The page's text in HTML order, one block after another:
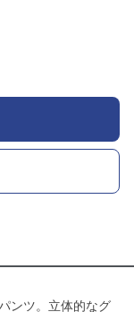
ンツ。立体的なグ